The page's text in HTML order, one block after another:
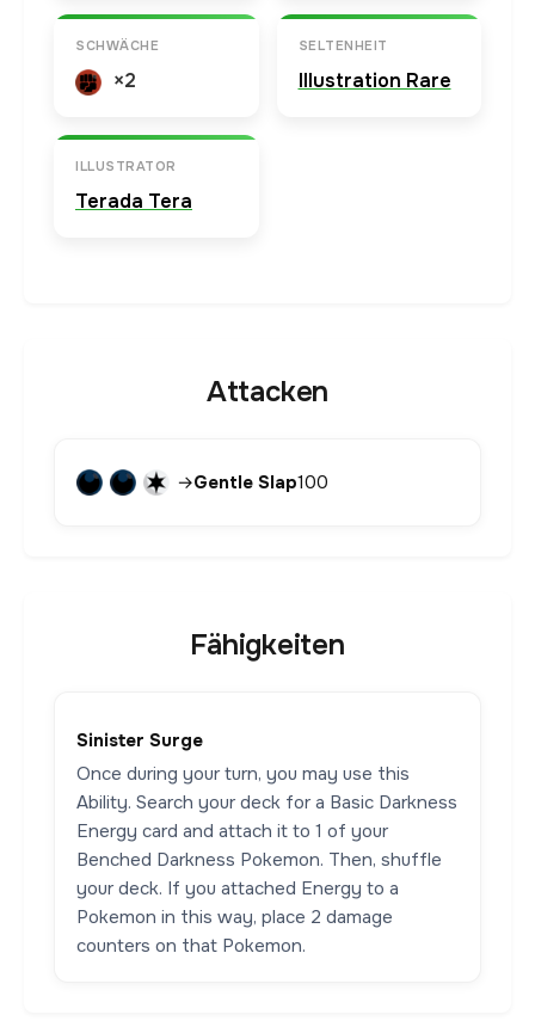
SCHWÄCHE
×2
SELTENHEIT
Illustration Rare
ILLUSTRATOR
Terada Tera
Attacken
→Gentle Slap100
Fähigkeiten
Sinister Surge
Once during your turn, you may use this
Ability. Search your deck for a Basic Darkness
Energy card and attach it to 1 of your
Benched Darkness Pokemon. Then, shuffle
your deck. If you attached Energy to a
Pokemon in this way, place 2 damage
counters on that Pokemon.